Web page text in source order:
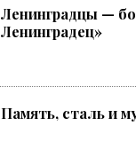
Ленинградцы —
Ленинградец»
Память, сталь и